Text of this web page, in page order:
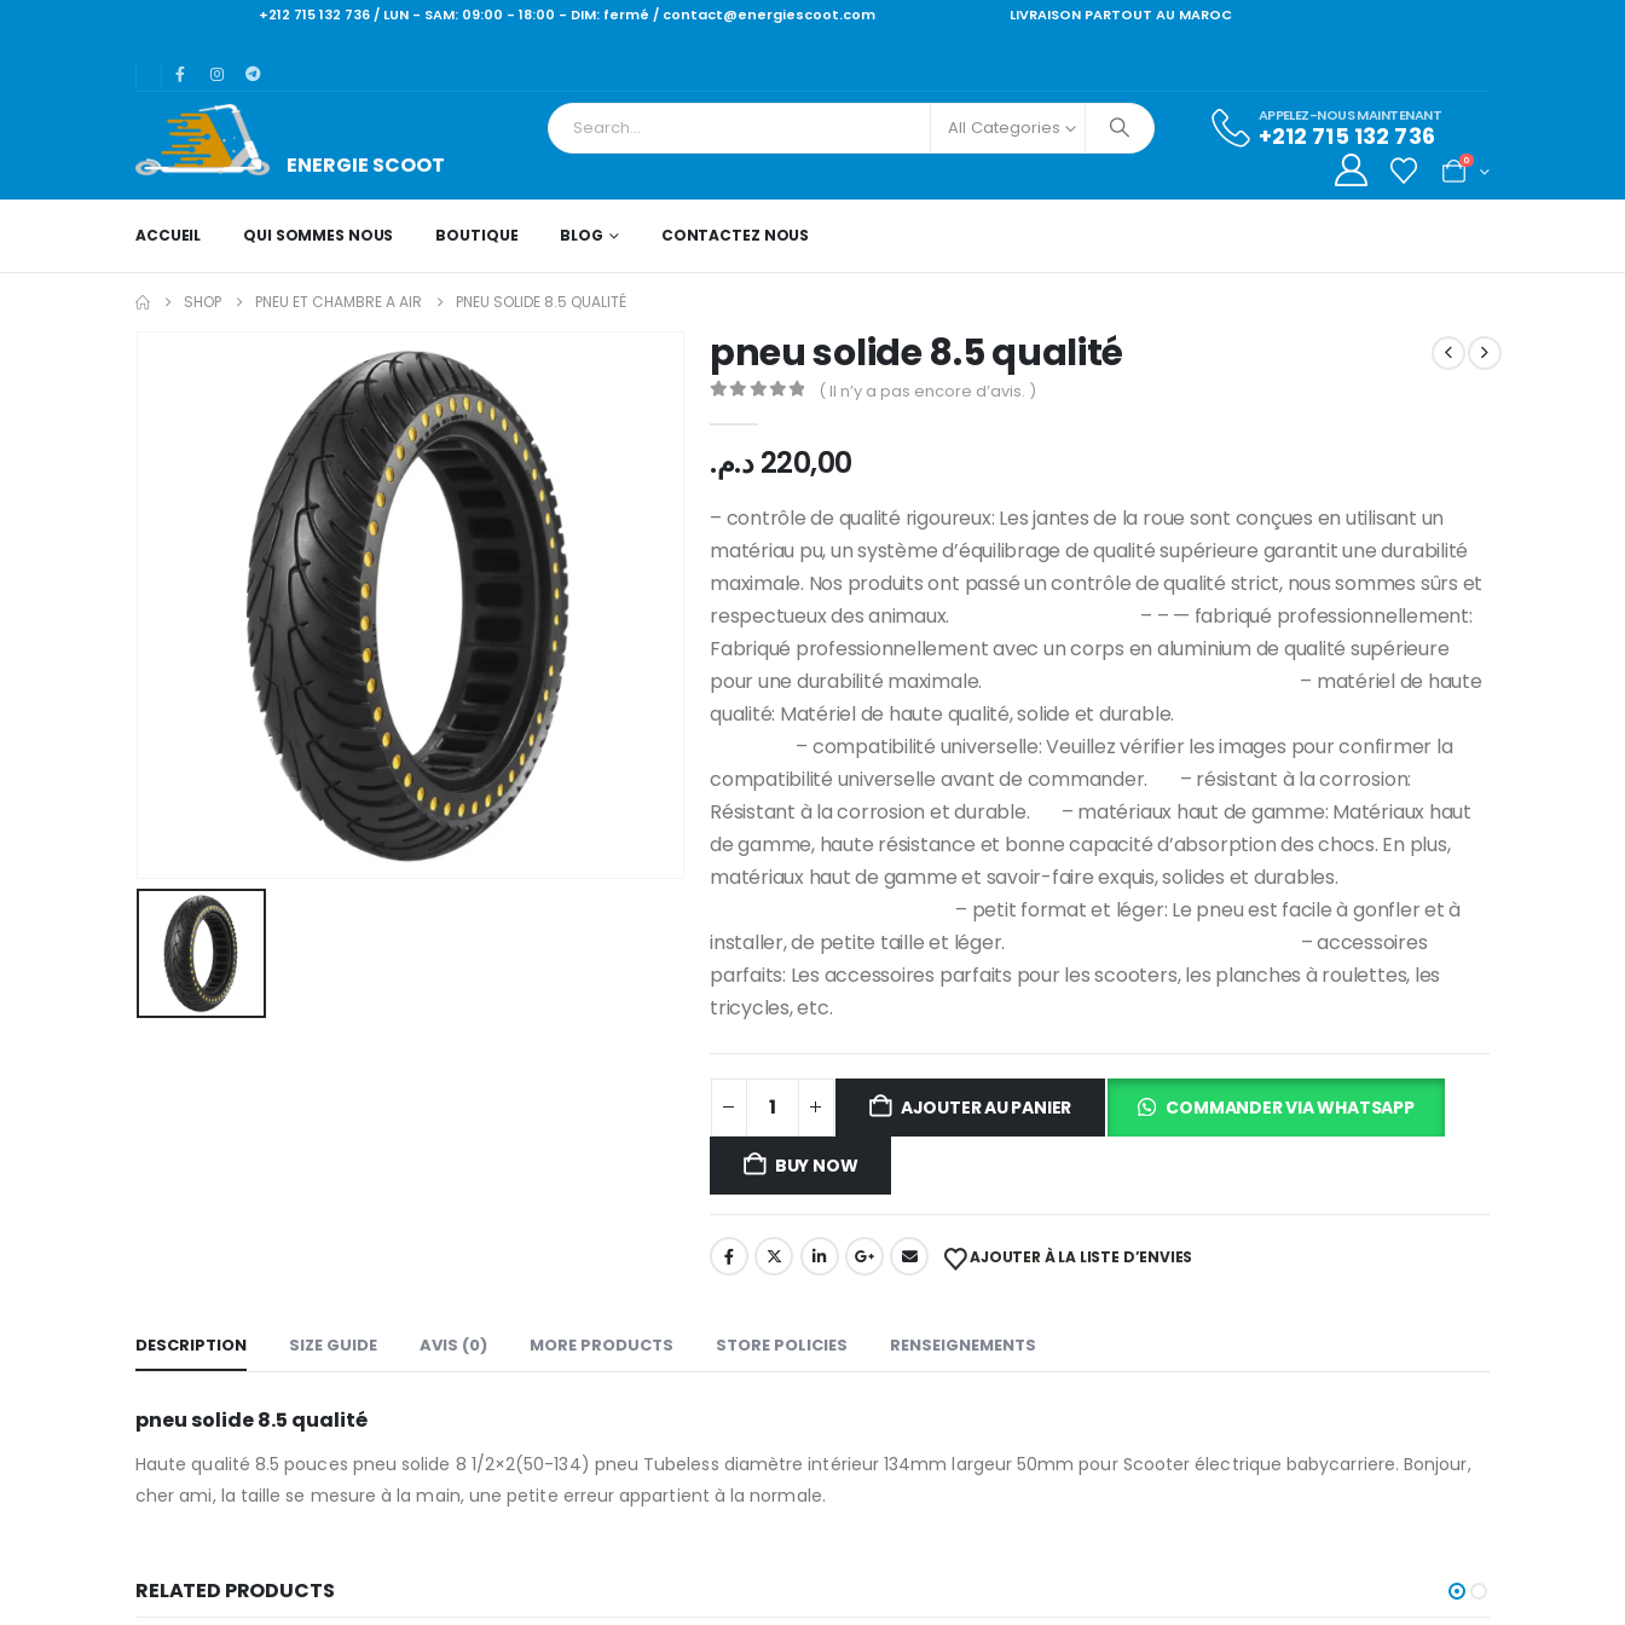
+212 715 132 736 / LUN - SAM: 09:00 - 18:00 - DIM: fermé / contact@energiescoot.com LIVRAISON PARTOUT AU MAROC
ENERGIE SCOOT​
All Categories
APPELEZ-NOUS MAINTENANT
+212 715 132 736
0
ACCUEIL QUI SOMMES NOUS BOUTIQUE BLOG CONTACTEZ NOUS
SHOP PNEU ET CHAMBRE A AIR PNEU SOLIDE 8.5 QUALITÉ
pneu solide 8.5 qualité
( Il n’y a pas encore d’avis. )
220,00 د.م.
– contrôle de qualité rigoureux: Les jantes de la roue sont conçues en utilisant un
matériau pu, un système d’équilibrage de qualité supérieure garantit une durabilité
maximale. Nos produits ont passé un contrôle de qualité strict, nous sommes sûrs et
respectueux des animaux. – – — fabriqué professionnellement:
Fabriqué professionnellement avec un corps en aluminium de qualité supérieure
pour une durabilité maximale. – matériel de haute
qualité: Matériel de haute qualité, solide et durable.
– compatibilité universelle: Veuillez vérifier les images pour confirmer la
compatibilité universelle avant de commander. – résistant à la corrosion:
Résistant à la corrosion et durable. – matériaux haut de gamme: Matériaux haut
de gamme, haute résistance et bonne capacité d’absorption des chocs. En plus,
matériaux haut de gamme et savoir-faire exquis, solides et durables.
– petit format et léger: Le pneu est facile à gonfler et à
installer, de petite taille et léger. – accessoires
parfaits: Les accessoires parfaits pour les scooters, les planches à roulettes, les
tricycles, etc.
AJOUTER AU PANIER COMMANDER VIA WHATSAPP
BUY NOW
AJOUTER À LA LISTE D’ENVIES
DESCRIPTION SIZE GUIDE AVIS (0) MORE PRODUCTS STORE POLICIES RENSEIGNEMENTS
pneu solide 8.5 qualité
Haute qualité 8.5 pouces pneu solide 8 1/2×2(50-134) pneu Tubeless diamètre intérieur 134mm largeur 50mm pour Scooter électrique babycarriere. Bonjour,
cher ami, la taille se mesure à la main, une petite erreur appartient à la normale.
RELATED PRODUCTS